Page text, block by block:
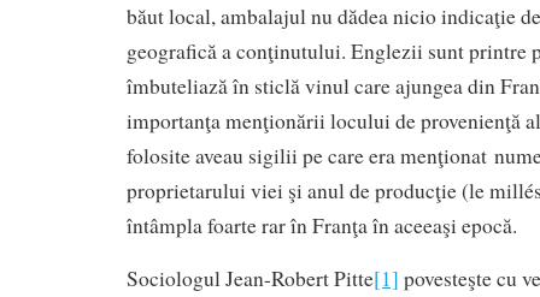
băut local, ambalajul nu dădea nicio indicaţie
geografică a conţinutului. Englezii sunt printre
îmbuteliază în sticlă vinul care ajungea din
importanţa menţionării locului de provenienţă
folosite aveau sigilii pe care era menţionat
proprietarului viei şi anul de producţie (le
întâmpla foarte rar în Franţa în aceeaşi epocă.
Sociologul Jean-Robert Pitte[1] povesteşte cu